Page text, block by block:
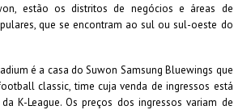
estão os distritos de negócios e áreas de
que se encontram ao sul ou sul-oeste do
é a casa do Suwon Samsung Bluewings que
classic, time cuja venda de ingressos está
K-League. Os preços dos ingressos variam de